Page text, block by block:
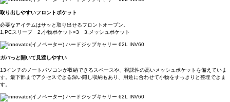
取り出しやすいフロントポケット
必要なアイテムはサッと取り出せるフロントオープン。
1,PCスリーブ 2,小物ポケット×3 3,メッシュポケット
ガバっと開いて見渡しやすい
13インチのノートパソコンが収納できるスペースや、視認性の高いメッシュポケットを備えていま
す。最下部までアクセスできる深い隠し収納もあり、用途に合わせて小物をすっきりと整理できま
す。